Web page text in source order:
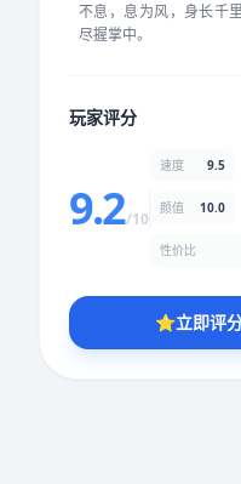
不息，息为风，身长千
尽握掌中。
玩家评分
9.2/10
速度 9.5
颜值 10.0
性价比
⭐立即评
性价比
★★ ★★
* 综合评分为玩家
比